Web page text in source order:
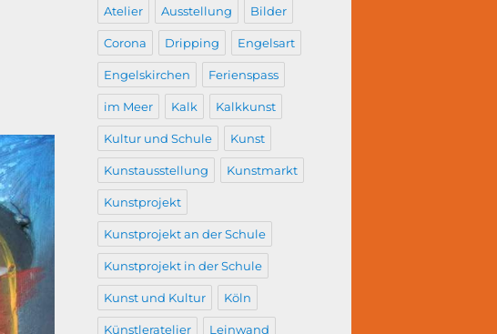
Atelier Ausstellung Bilder
Corona Dripping Engelsart
Engelskirchen Ferienspass
im Meer Kalk Kalkkunst
Kultur und Schule Kunst
Kunstausstellung Kunstmarkt
Kunstprojekt
Kunstprojekt an der Schule
Kunstprojekt in der Schule
Kunst und Kultur Köln
Künstleratelier Leinwand